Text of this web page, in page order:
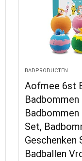
BADPRODUCTEN
Aofmee 6st
Badbommen
Set,
Geschenken
Badballen